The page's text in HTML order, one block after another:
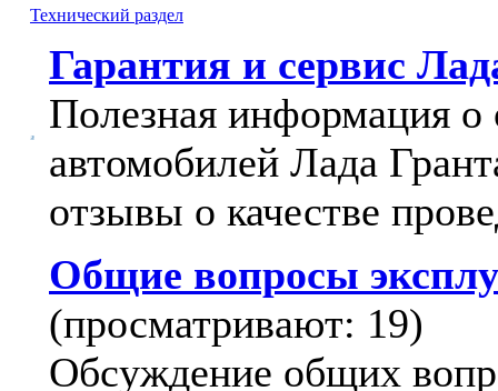
Технический раздел
Гарантия и сервис
Полезная информация
автомобилей Лада
отзывы о качестве
Общие вопросы
(просматривают: 19)
Обсуждение общих